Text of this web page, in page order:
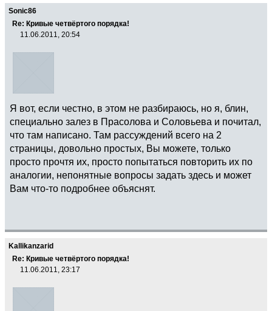
Sonic86
Re: Кривые четвёртого порядка!
11.06.2011, 20:54
Я вот, если честно, в этом не разбираюсь, но я, блин,
специально залез в Прасолова и Соловьева и почитал,
что там написано. Там рассуждений всего на 2
страницы, довольно простых, Вы можете, только
просто прочтя их, просто попытаться повторить их по
аналогии, непонятные вопросы задать здесь и может
Вам что-то подробнее объяснят.
Kallikanzarid
Re: Кривые четвёртого порядка!
11.06.2011, 23:17